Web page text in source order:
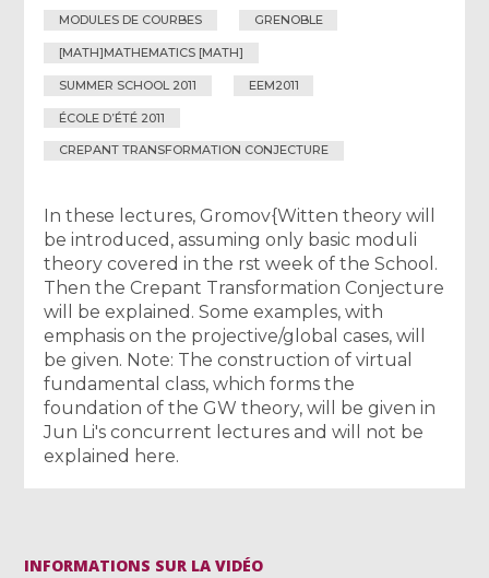
MODULES DE COURBES GRENOBLE
[MATH]MATHEMATICS [MATH]
SUMMER SCHOOL 2011 EEM2011
ÉCOLE D’ÉTÉ 2011
CREPANT TRANSFORMATION CONJECTURE
In these lectures, Gromov{Witten theory will
be introduced, assuming only basic moduli
theory covered in the rst week of the School.
Then the Crepant Transformation Conjecture
will be explained. Some examples, with
emphasis on the projective/global cases, will
be given. Note: The construction of virtual
fundamental class, which forms the
foundation of the GW theory, will be given in
Jun Li's concurrent lectures and will not be
explained here.
INFORMATIONS SUR LA VIDÉO